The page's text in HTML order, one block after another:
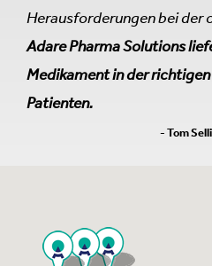
Herausforderungen bei der
Adare Pharma Solutions
Medikament in der
Patienten.
- Tom